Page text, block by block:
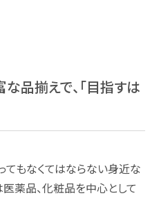
ル
品揃えで、「目指すは
てもなくてはならない身近な
薬品、化粧品を中心として